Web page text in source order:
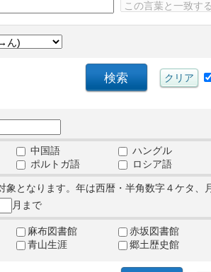
中国語 ハングル
ポルトガ語 ロシア語
となります。年は西暦・半角数字４ケタ、
月まで
麻布図書館 赤坂図書館
青山生涯 郷土歴史館